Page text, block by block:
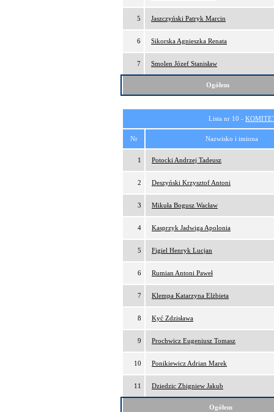
5 Jaszczyński Patryk Marcin
6 Sikorska Agnieszka Renata
7 Smolen Józef Stanisław
Ogółem
Lista nr 10 -
Nr Nazwisko i imiona
1 Potocki Andrzej Tadeusz
2 Deszyński Krzysztof Antoni
3 Mikuła Bogusz Wacław
4 Kasprzyk Jadwiga Apolonia
5 Figiel Henryk Lucjan
6 Rumian Antoni Paweł
7 Klempa Katarzyna Elżbieta
8 Kyć Zdzisława
9 Prochwicz Eugeniusz Tomasz
10 Ponikiewicz Adrian Marek
11 Dziedzic Zbigniew Jakub
Ogółem